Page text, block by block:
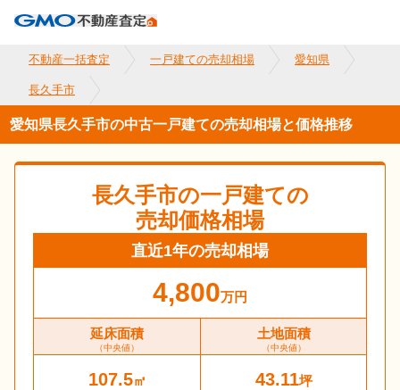
不動産一括査定 一戸建ての売却相場 愛知県
長久手市
愛知県長久手市の中古一戸建ての売却相場と価格推移
長久手市の一戸建ての
売却価格相場
直近1年の売却相場
4,800万円
延床面積
（中央値）
土地面積
（中央値）
107.5㎡ 43.11坪